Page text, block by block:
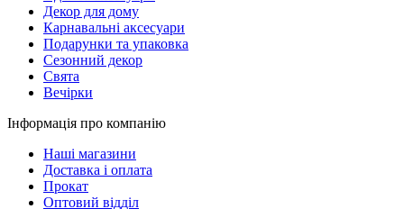
Декор для дому
Карнавальні аксесуари
Подарунки та упаковка
Сезонний декор
Свята
Вечірки
Інформація про компанію
Наші магазини
Доставка і оплата
Прокат
Оптовий відділ